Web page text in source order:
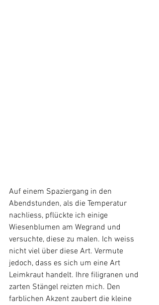
Auf einem Spaziergang in den
Abendstunden, als die Temperatur
nachliess, pflückte ich einige
Wiesenblumen am Wegrand und
versuchte, diese zu malen. Ich weiss
nicht viel über diese Art. Vermute
jedoch, dass es sich um eine Art
Leimkraut handelt. Ihre filigranen und
zarten Stängel reizten mich. Den
farblichen Akzent zaubert die kleine